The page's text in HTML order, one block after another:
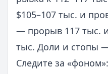
$105–107 тыс. и
— прорыв 117 тыс.
тыс. Доли и стопы
Следите за